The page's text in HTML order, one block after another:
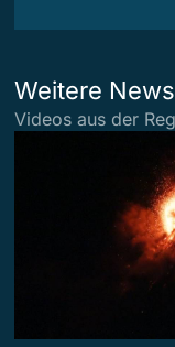
Weitere News
Videos aus der